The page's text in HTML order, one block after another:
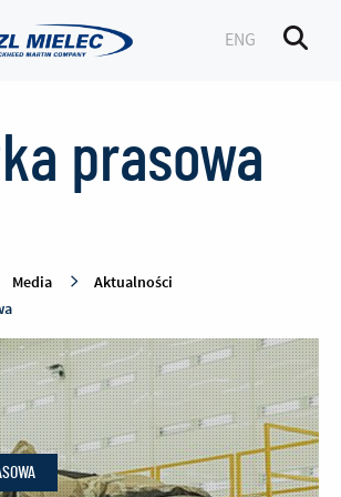
ENG
prasowa
Media
Aktualności